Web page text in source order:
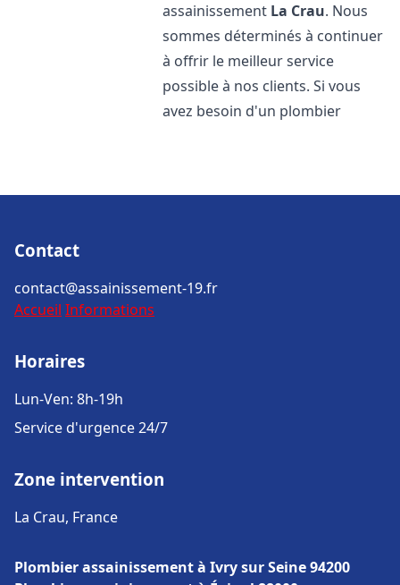
assainissement La Crau. Nous
sommes déterminés à continuer
à offrir le meilleur service
possible à nos clients. Si vous
avez besoin d'un plombier
Contact
contact@assainissement-19.fr
Accueil Informations
Horaires
Lun-Ven: 8h-19h
Service d'urgence 24/7
Zone intervention
La Crau, France
Plombier assainissement à Ivry sur Seine 94200